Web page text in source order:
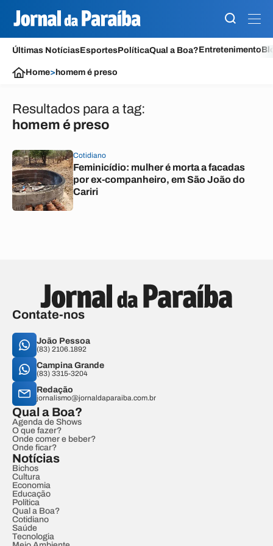
Últimas NotíciasEsportesPolíticaQual a Boa?Entretenimento
Home> homem é preso
Resultados para a tag:
homem é preso
Cotidiano
Feminicídio: mulher é morta a facadas
por ex-companheiro, em São João do
Cariri
Contate-nos
João Pessoa
(83) 2106.1892
Campina Grande
(83) 3315-3204
Redação
jornalismo@jornaldaparaiba.com.br
Qual a Boa?
Agenda de Shows
O que fazer?
Onde comer e beber?
Onde ficar?
Notícias
Bichos
Cultura
Economia
Educação
Política
Qual a Boa?
Cotidiano
Saúde
Tecnologia